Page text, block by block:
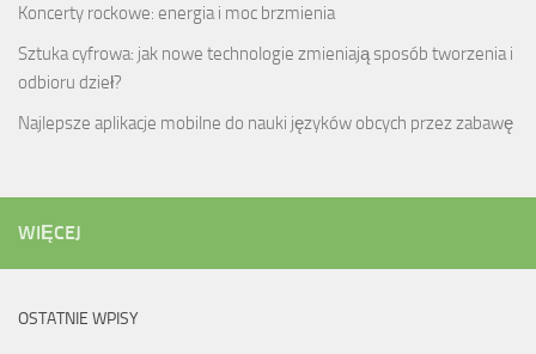
Koncerty rockowe: energia i moc brzmienia
Sztuka cyfrowa: jak nowe technologie zmieniają sposób tworzenia i
odbioru dzieł?
Najlepsze aplikacje mobilne do nauki języków obcych przez zabawę
WIĘCEJ
OSTATNIE WPISY